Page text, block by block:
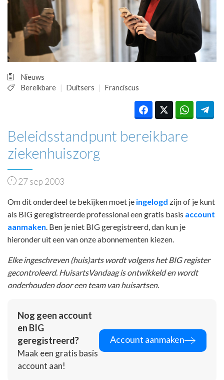
PRAKTIJKZAKEN
TARIEVEN
VPHUISARTSEN
MEDISCHE VAKHANDEL
REGISTRATIE
Nieuws
Bereikbare
Duitsers Franciscus
Beleidsstandpunt bereikbare
ziekenhuiszorg
27 sep 2003
Om dit onderdeel te bekijken moet je ingelogd zijn of je kunt
als BIG geregistreerde professional een gratis basis account
aanmaken . Ben je niet BIG geregistreerd, dan kun je
hieronder uit een van onze abonnementen kiezen.
Elke ingeschreven (huis)arts wordt volgens het BIG register
gecontroleerd. HuisartsVandaag is ontwikkeld en wordt
onderhouden door een team van huisartsen.
Nog geen account
en BIG
geregistreerd?
Maak een gratis basis
account aan!
Account aanmaken